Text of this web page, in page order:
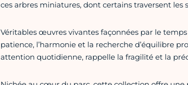
ces arbres miniatures, dont certains traversent les
Véritables œuvres vivantes façonnées par le
patience, l’harmonie et la recherche d’équilibre
attention quotidienne, rappelle la fragilité et la